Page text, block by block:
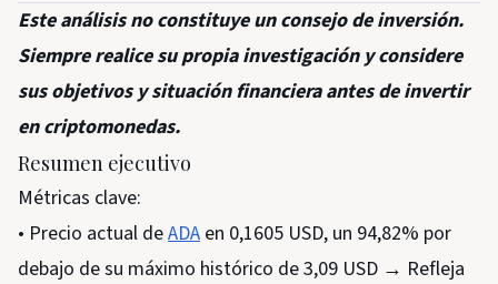
Este análisis no constituye un consejo de inversión.
Siempre realice su propia investigación y considere
sus objetivos y situación financiera antes de invertir
en criptomonedas.
Resumen ejecutivo
Métricas clave:
• Precio actual deADA en 0,1605 USD, un 94,82% por
debajo de su máximo histórico de 3,09 USD → Refleja